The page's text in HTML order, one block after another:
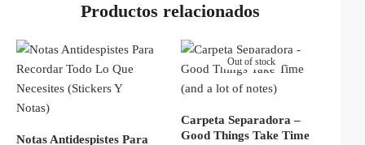
Productos relacionados
Notas Antidespistes Para
Out of stock
Carpeta Separadora –
Good Things Take Time